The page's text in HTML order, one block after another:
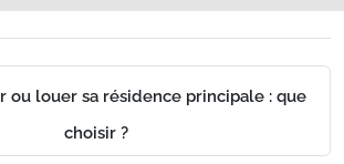
ou louer sa résidence principale : que
choisir ?